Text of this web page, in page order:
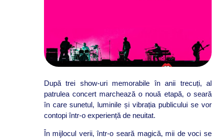
După trei show-uri memorabile în anii trecuți, al
patrulea concert marchează o nouă etapă, o seară
în care sunetul, luminile și vibrația publicului se vor
contopi într-o experiență de neuitat.
În mijlocul verii, într-o seară magică, mii de voci se